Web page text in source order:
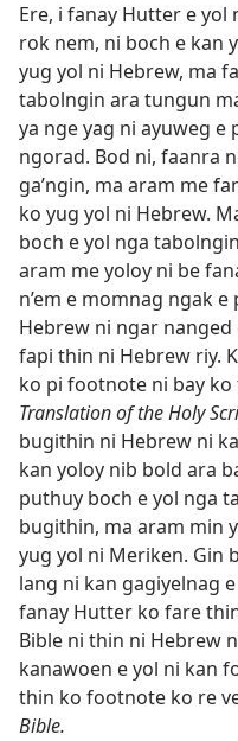
Ere, i fanay Hutter e yol
rok nem, ni boch e kan
yug yol ni Hebrew, ma
tabolngin ara tungun
ya nge yag ni ayuweg
ngorad. Bod ni, faanra
ga’ngin, ma aram me
ko yug yol ni Hebrew.
boch e yol nga
aram me yoloy ni be
n’em e momnag ngak
Hebrew ni ngar
fapi thin ni Hebrew riy.
ko pi footnote ni bay ko
Translation of the Holy
bugithin ni Hebrew ni
kan yoloy nib bold ara
puthuy boch e yol nga
bugithin, ma aram min
yug yol ni Meriken. Gin
lang ni kan gagiyelnag
fanay Hutter ko fare
Bible ni thin ni Hebrew
kanawoen e yol ni kan
thin ko footnote ko re
Bible.